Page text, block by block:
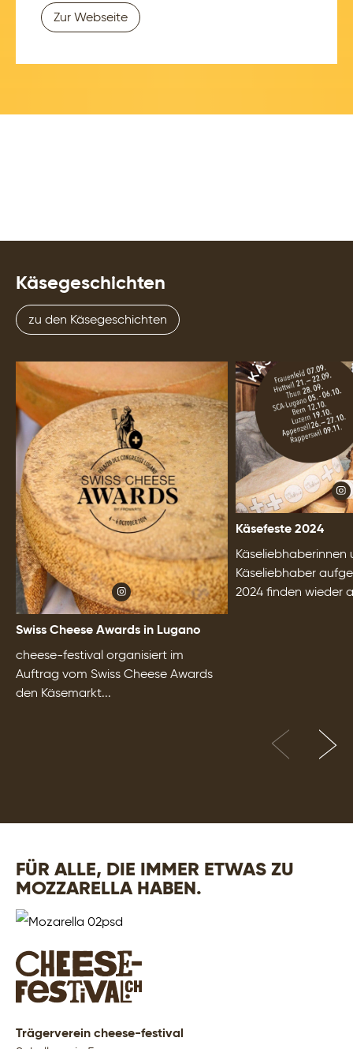
Zur Webseite
Käsegeschichten
zu den Käsegeschichten
Swiss Cheese Awards in Lugano
cheese-festival organisiert im
Auftrag vom Swiss Cheese Awards
den Käsemarkt...
Käsefeste 2024
Käseliebhaberinnen
Käseliebhaber
2024 finden wieder
FÜR ALLE, DIE IMMER ETWAS ZU
MOZZARELLA HABEN.
Trägerverein cheese-festival